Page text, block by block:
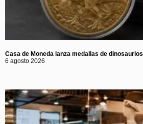
Casa de Moneda lanza medallas de dinosaurios
6 agosto 2026